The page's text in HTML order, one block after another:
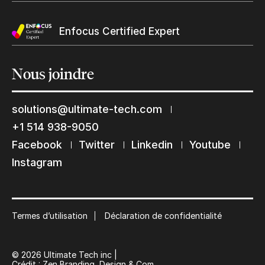
Enfocus Certified Expert
Nousjoindre
solutions@ultimate-tech.com
+1 514 938-9050
Facebook
Twitter Linkedin
Youtube
Instagram
Termes d’utilisation Déclaration de confidentialité
© 2026 Ultimate Tech inc |
Restons en contact
Abonnez-vous à notre liste de diffusion